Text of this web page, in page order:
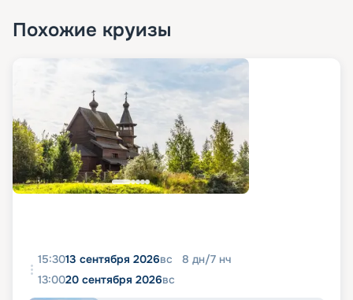
Похожие круизы
15:3013 сентября 2026вс 8 дн/7 нч
13:0020 сентября 2026вс